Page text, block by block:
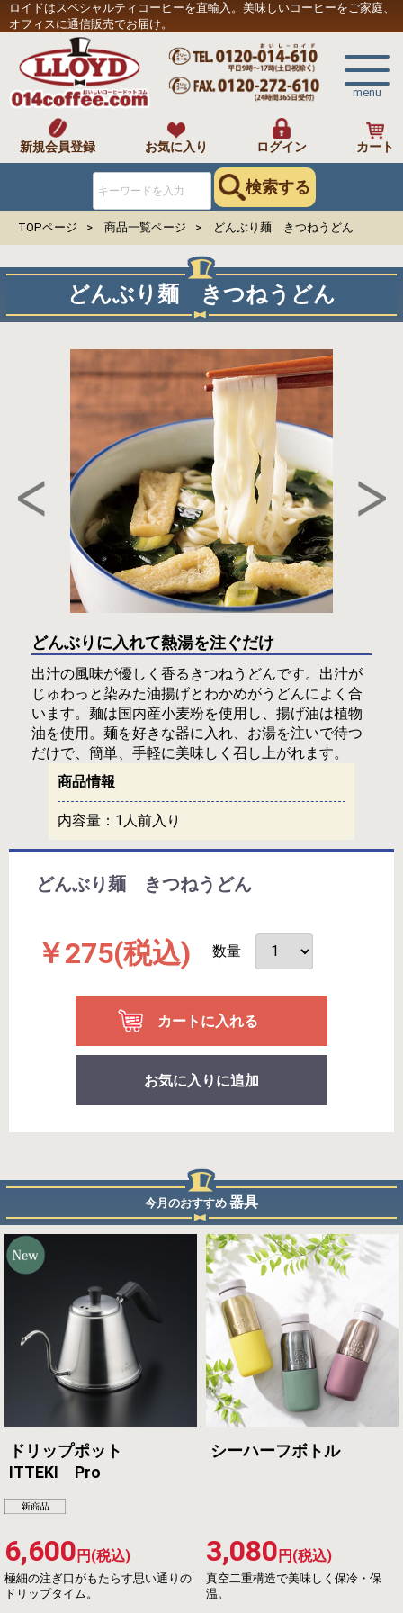
ロイドはスペシャルティコーヒーを直輸入。美味しいコーヒーをご家庭、
オフィスに通信販売でお届け。
menu
新規会員登録 お気に入り ログイン カート
検索する
TOPページ 商品一覧ページ どんぶり麺 きつねうどん
どんぶり麺 きつねうどん
どんぶりに入れて熱湯を注ぐだけ
出汁の風味が優しく香るきつねうどんです。出汁が
じゅわっと染みた油揚げとわかめがうどんによく合
います。麺は国内産小麦粉を使用し、揚げ油は植物
油を使用。麺を好きな器に入れ、お湯を注いで待つ
だけで、簡単、手軽に美味しく召し上がれます。
商品情報
内容量： 1人前入り
どんぶり麺 きつねうどん
￥275(税込) 数量
カートに入れる
お気に入りに追加
今月のおすすめ 器具
ドリップポット
ITTEKI Pro
極細の注ぎ口がもたらす思い通りの
ドリップタイム。
6,600 円(税込)
シーハーフボトル
真空二重構造で美味しく保冷・保
温。
3,080 円(税込)